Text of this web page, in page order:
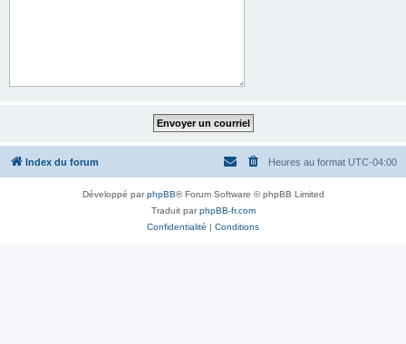
Index du forum Heures au format UTC-04:00
Développé parphpBB® Forum Software © phpBB Limited
Traduit parphpBB-fr.com
Confidentialité | Conditions